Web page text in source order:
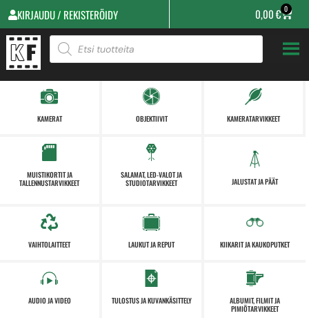
KIRJAUDU / REKISTERÖIDY 0,00€ 0
KAMERAT OBJEKTIIVIT KAMERATARVIKKEET
MUISTIKORTIT JA
TALLENNUSTARVIKKEET
SALAMAT, LED-VALOT JA
STUDIOTARVIKKEET
JALUSTAT JA PÄÄT
VAIHTOLAITTEET LAUKUT JA REPUT KIIKARIT JA KAUKOPUTKET
AUDIO JA VIDEO TULOSTUS JA KUVANKÄSITTELY
ALBUMIT, FILMIT JA
PIMIÖTARVIKKEET